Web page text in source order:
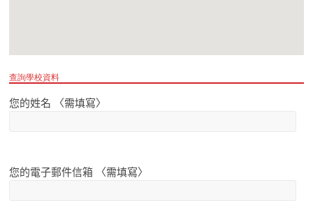
查詢學校資料
您的姓名 〈需填寫〉
您的電子郵件信箱 〈需填寫〉